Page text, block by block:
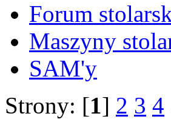
Forum
Maszyny
SAM'y
Strony: [1] 2 3 4